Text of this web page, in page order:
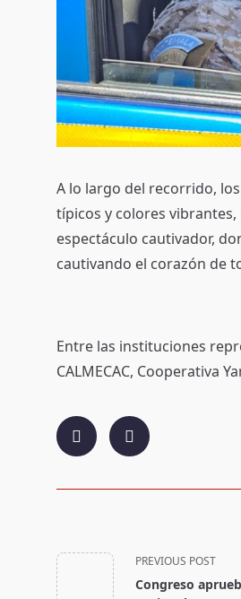
A lo largo del recorrido,
típicos y colores
espectáculo cautivador,
cautivando el corazón de
Entre las instituciones
CALMECAC, Cooperativa
subtitle
screen-
PREVIOUS POST
Congreso